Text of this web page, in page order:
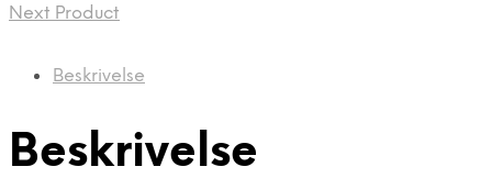
Next Product
Beskrivelse
Beskrivelse